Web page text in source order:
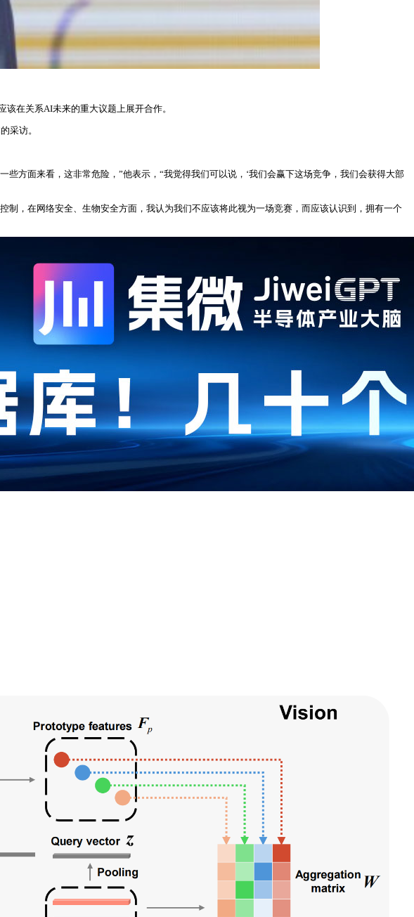
该在关系AI未来的重大议题上展开合作。
采访。
方面来看，这非常危险，”他表示，“我觉得我们可以说，‘我们会赢下这场竞争，我们会获得大部
，在网络安全、生物安全方面，我认为我们不应该将此视为一场竞赛，而应该认识到，拥有一个